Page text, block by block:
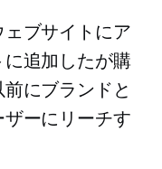
ブサイトにア
追加したが購
にブランドと
ーにリーチす